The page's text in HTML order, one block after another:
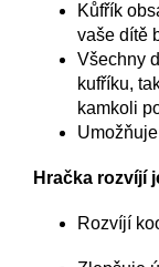
Kůfřík
vaše dítě
Všechny
kufříku,
kamkoli
Hračka rozvíjí
Rozvíjí